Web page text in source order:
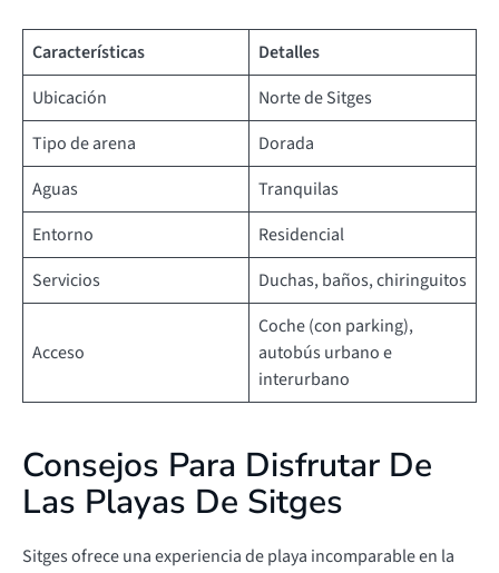
Características
Detalles
Ubicación
Norte de Sitges
Tipo de arena
Dorada
Aguas
Tranquilas
Entorno
Residencial
Servicios
Duchas, baños, chiringuitos
Acceso
Coche (con parking),
autobús urbano e
interurbano
Consejos Para Disfrutar De
Las Playas De Sitges
Sitges ofrece una experiencia de playa incomparable en la